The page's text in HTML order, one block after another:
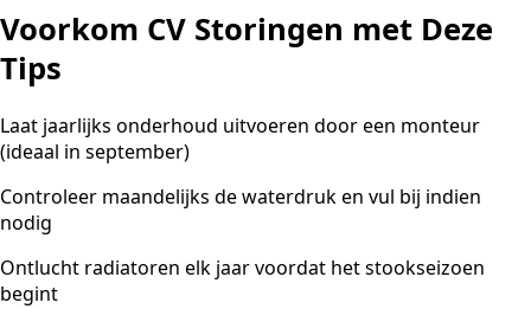
Voorkom CV Storingen met Deze
Tips
Laat jaarlijks onderhoud uitvoeren door een monteur
(ideaal in september)
Controleer maandelijks de waterdruk en vul bij indien
nodig
Ontlucht radiatoren elk jaar voordat het stookseizoen
begint